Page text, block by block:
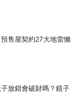
售屋契約27大地雷懶
放錯會破財嗎？鏡子